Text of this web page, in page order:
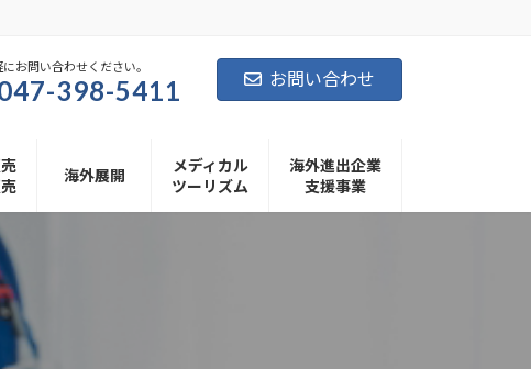
にお問い合わせください。
398-5411 お問い合わせ
海外展開
メディカル
ツーリズム
海外進出企業
支援事業